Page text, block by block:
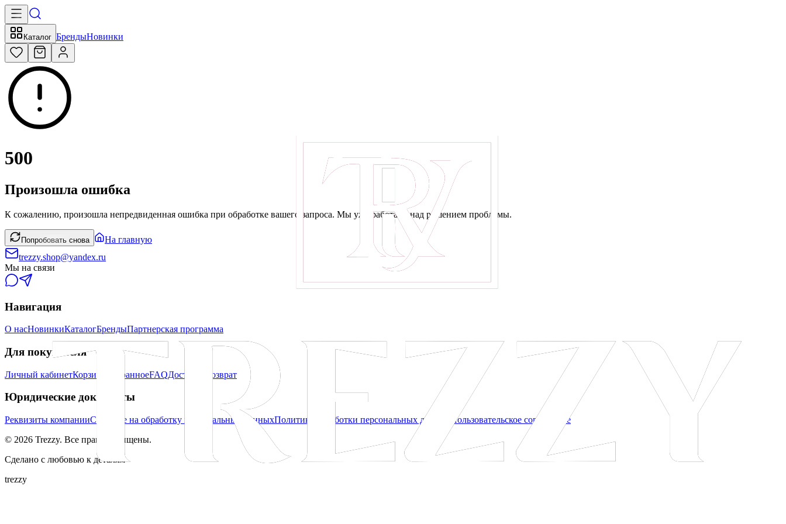
Каталог БрендыНовинки
500
Произошла ошибка
К сожалению, произошла непредвиденная ошибка при обработке вашего запроса. Мы уже работаем над решением проблемы.
Попробовать снова
На главную
trezzy.shop@yandex.ru
Мы на связи
Навигация
О насНовинкиКаталогБрендыПартнерская программа
Для покупателя
Личный кабинетКорзина ИзбранноеFAQДоставка Возврат
Юридические документы
Реквизиты компанииСогласие на обработку персональных данныхПолитика обработки персональных данных
Пользовательское соглашение
© 2026 Trezzy. Все права защищены.
Сделано с любовью к деталям
trezzy